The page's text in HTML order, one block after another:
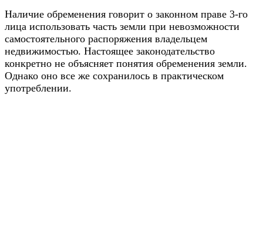
Наличие обременения говорит о законном праве 3-го
лица использовать часть земли при невозможности
самостоятельного распоряжения владельцем
недвижимостью. Настоящее законодательство
конкретно не объясняет понятия обременения земли.
Однако оно все же сохранилось в практическом
употреблении.